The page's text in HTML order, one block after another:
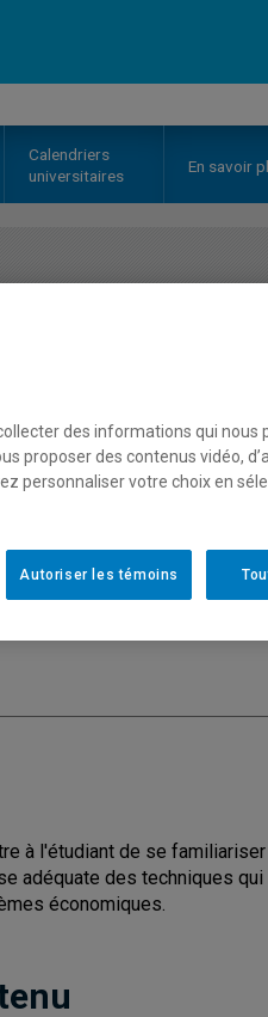
Calendriers
universitaires
En savoir
Méthodes
à l'étudiant de se
adéquate des techniques
économiques.
des informations qui nous
proposer des contenus vidéo,
personnaliser votre choix en
Autoriser les témoins